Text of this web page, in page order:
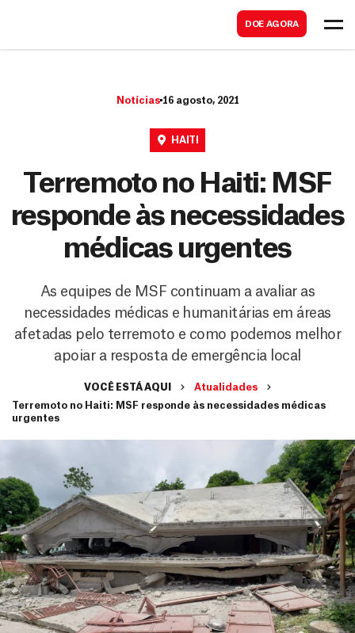
DOE AGORA
Notícias 16 agosto, 2021
HAITI
Terremoto no Haiti: MSF
responde às necessidades
médicas urgentes
As equipes de MSF continuam a avaliar as
necessidades médicas e humanitárias em áreas
afetadas pelo terremoto e como podemos melhor
apoiar a resposta de emergência local
VOCÊ ESTÁ AQUI
Atualidades
Terremoto no Haiti: MSF responde às necessidades médicas
urgentes
a
r